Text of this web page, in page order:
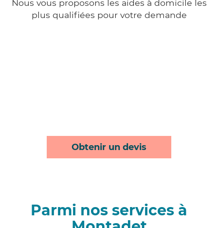
Nous vous proposons les aides à domicile les
plus qualifiées pour votre demande
Obtenir un devis
Parmi nos services à